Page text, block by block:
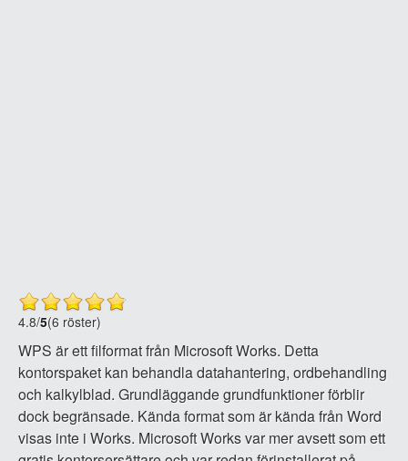
4.8/5(6 röster)
WPS är ett filformat från Microsoft Works. Detta
kontorspaket kan behandla datahantering, ordbehandling
och kalkylblad. Grundläggande grundfunktioner förblir
dock begränsade. Kända format som är kända från Word
visas inte i Works. Microsoft Works var mer avsett som ett